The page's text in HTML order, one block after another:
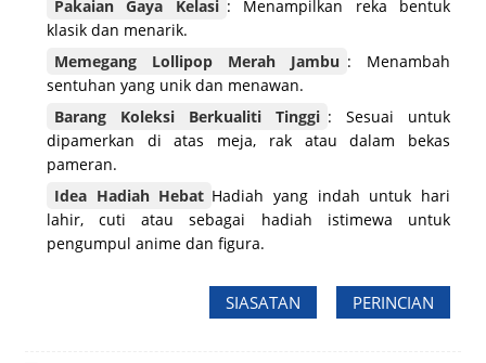
Pakaian Gaya Kelasi : Menampilkan reka bentuk
klasik dan menarik.
Memegang Lollipop Merah Jambu : Menambah
sentuhan yang unik dan menawan.
Barang Koleksi Berkualiti Tinggi : Sesuai untuk
dipamerkan di atas meja, rak atau dalam bekas
pameran.
Idea Hadiah Hebat Hadiah yang indah untuk hari
lahir, cuti atau sebagai hadiah istimewa untuk
pengumpul anime dan figura.
SIASATAN PERINCIAN